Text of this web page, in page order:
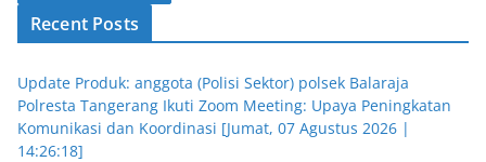
Recent Posts
Update Produk: anggota (Polisi Sektor) polsek Balaraja
Polresta Tangerang Ikuti Zoom Meeting: Upaya Peningkatan
Komunikasi dan Koordinasi [Jumat, 07 Agustus 2026 |
14:26:18]